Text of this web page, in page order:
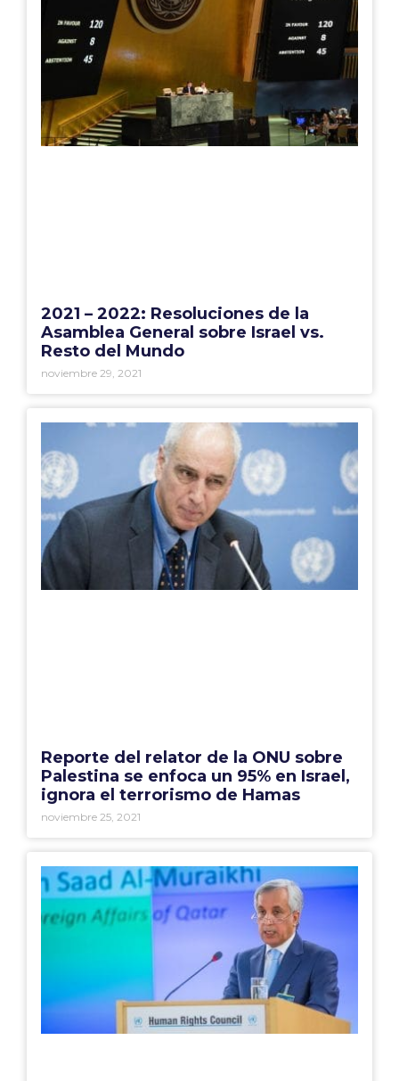
2021 – 2022: Resoluciones de la
Asamblea General sobre Israel vs.
Resto del Mundo
noviembre 29, 2021
Reporte del relator de la ONU sobre
Palestina se enfoca un 95% en Israel,
ignora el terrorismo de Hamas
noviembre 25, 2021